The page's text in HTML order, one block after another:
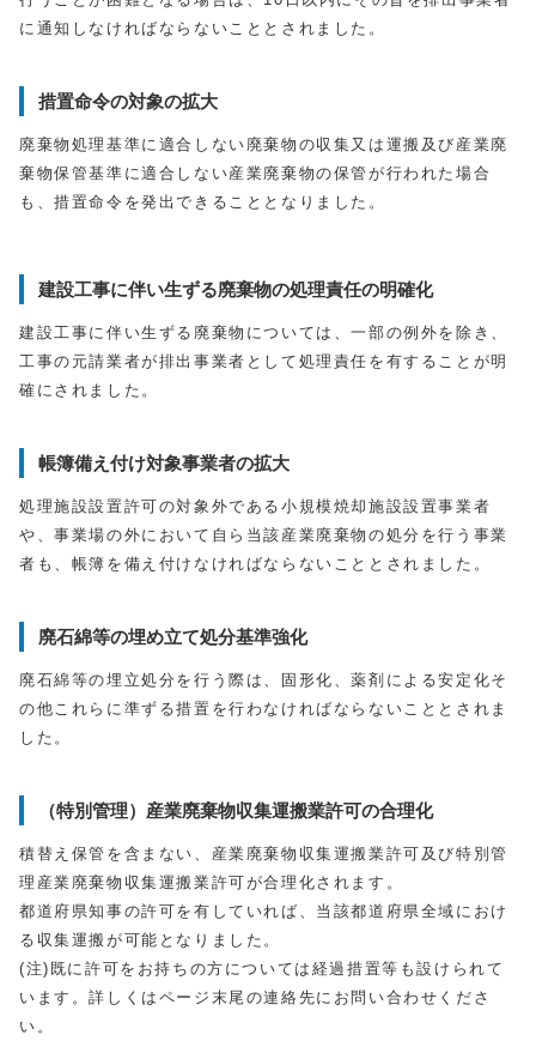
に通知しなければならないこととされました。
措置命令の対象の拡大
廃棄物処理基準に適合しない廃棄物の収集又は運搬及び産業廃
棄物保管基準に適合しない産業廃棄物の保管が行われた場合
も、措置命令を発出できることとなりました。
建設工事に伴い生ずる廃棄物の処理責任の明確化
建設工事に伴い生ずる廃棄物については、一部の例外を除き、
工事の元請業者が排出事業者として処理責任を有することが明
確にされました。
帳簿備え付け対象事業者の拡大
処理施設設置許可の対象外である小規模焼却施設設置事業者
や、事業場の外において自ら当該産業廃棄物の処分を行う事業
者も、帳簿を備え付けなければならないこととされました。
廃石綿等の埋め立て処分基準強化
廃石綿等の埋立処分を行う際は、固形化、薬剤による安定化そ
の他これらに準ずる措置を行わなければならないこととされま
した。
（特別管理）産業廃棄物収集運搬業許可の合理化
積替え保管を含まない、産業廃棄物収集運搬業許可及び特別管
理産業廃棄物収集運搬業許可が合理化されます。
都道府県知事の許可を有していれば、当該都道府県全域におけ
る収集運搬が可能となりました。
(注)既に許可をお持ちの方については経過措置等も設けられて
います。詳しくはページ末尾の連絡先にお問い合わせくださ
い。